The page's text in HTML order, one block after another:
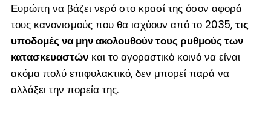
Ευρώπη να βάζει νερό στο κρασί της όσον αφορά
τους κανονισμούς που θα ισχύουν από το 2035, τις
υποδομές να μην ακολουθούν τους ρυθμούς των
κατασκευαστώνκαι το αγοραστικό κοινό να είναι
ακόμα πολύ επιφυλακτικό, δεν μπορεί παρά να
αλλάξει την πορεία της.